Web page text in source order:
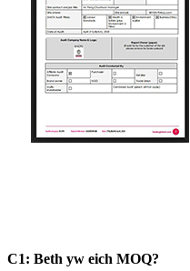
C1: Beth yw eich MOQ?